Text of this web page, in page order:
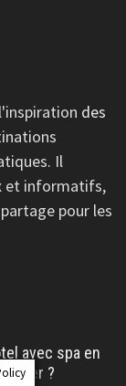
des
Il
et informatifs,
pour les
avec spa en
?